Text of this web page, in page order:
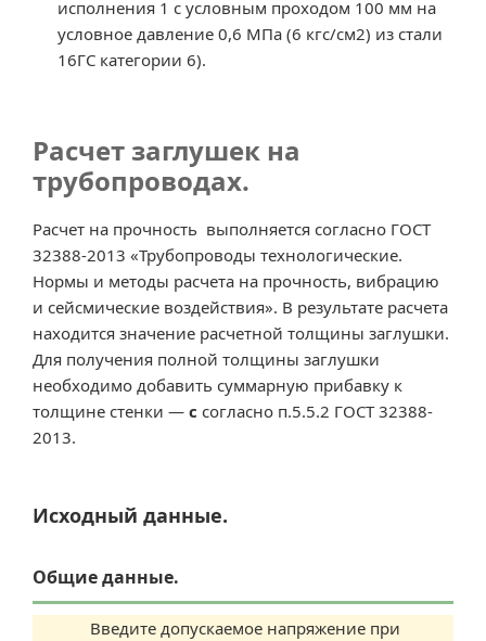
исполнения 1 с условным проходом 100 мм на
условное давление 0,6 МПа (6 кгс/см2) из стали
16ГС категории 6).
Расчет заглушек на
трубопроводах.
Расчет на прочность выполняется согласно ГОСТ
32388-2013 «Трубопроводы технологические.
Нормы и методы расчета на прочность, вибрацию
и сейсмические воздействия». В результате расчета
находится значение расчетной толщины заглушки.
Для получения полной толщины заглушки
необходимо добавить суммарную прибавку к
толщине стенки — с согласно п.5.5.2 ГОСТ 32388-
2013.
Исходный данные.
Общие данные.
Введите допускаемое напряжение при